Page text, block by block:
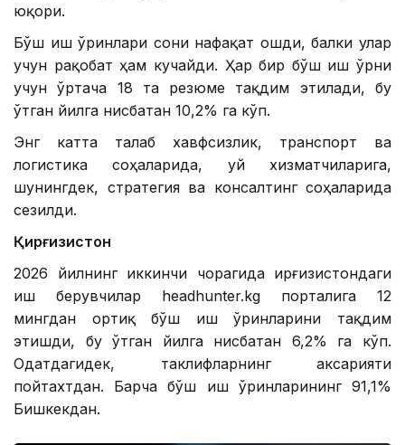
юқори.
Бўш иш ўринлари сони нафақат ошди, балки улар
учун рақобат ҳам кучайди. Ҳар бир бўш иш ўрни
учун ўртача 18 та резюме тақдим этилади, бу
ўтган йилга нисбатан 10,2% га кўп.
Энг катта талаб хавфсизлик, транспорт ва
логистика соҳаларида, уй хизматчиларига,
шунингдек, стратегия ва консалтинг соҳаларида
сезилди.
Қирғизистон
2026 йилнинг иккинчи чорагида Қирғизистондаги
иш берувчилар headhunter.kg порталига 12
мингдан ортиқ бўш иш ўринларини тақдим
этишди, бу ўтган йилга нисбатан 6,2% га кўп.
Одатдагидек, таклифларнинг аксарияти
пойтахтдан. Барча бўш иш ўринларининг 91,1%
Бишкекдан.